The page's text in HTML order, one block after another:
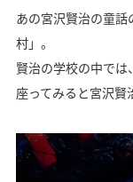
あの宮沢賢治の童
村」。
賢治の学校の中では
座ってみると宮沢賢